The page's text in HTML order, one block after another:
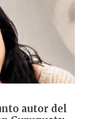
autor del